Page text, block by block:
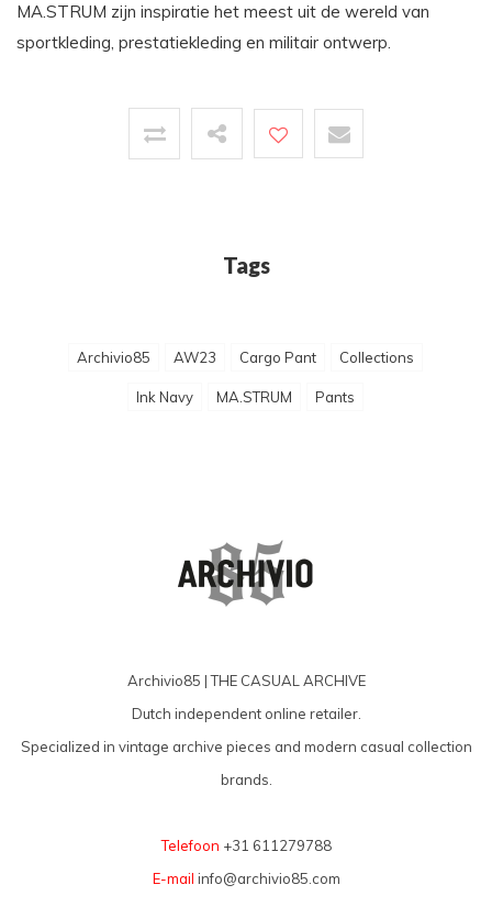
MA.STRUM zijn inspiratie het meest uit de wereld van
sportkleding, prestatiekleding en militair ontwerp.
Tags
Archivio85 AW23 Cargo Pant Collections
Ink Navy MA.STRUM Pants
Archivio85 | THE CASUAL ARCHIVE
Dutch independent online retailer.
Specialized in vintage archive pieces and modern casual collection
brands.
Telefoon +31 611279788
E-mail info@archivio85.com